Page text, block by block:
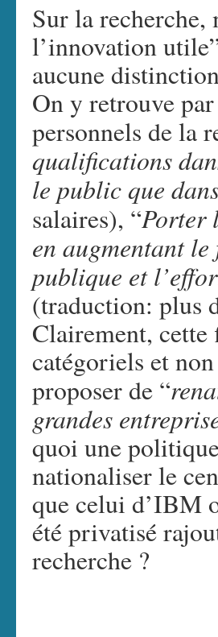
Sur la
l’innovation
aucune
On y retrouve
personnels de la
qualifications
le public que
salaires), “Porter
en augmentant
publique et
(traduction: plus
Clairement, cette
catégoriels et
proposer de “
grandes
quoi une
nationaliser le
que celui d’IBM
été privatisé
recherche ?